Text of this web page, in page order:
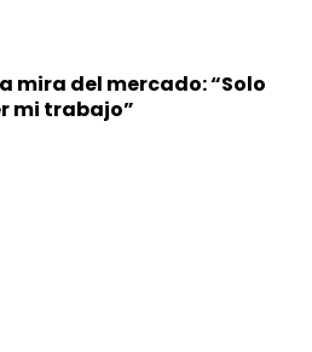
mira del mercado: “Solo
mi trabajo”